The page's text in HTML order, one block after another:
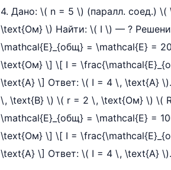
4. Дано: \( n = 5 \) (паралл. соед.)
\text{Ом} \) Найти: \( I \) — ?
\mathcal{E}_{общ} = \mathcal{E} =
\text{Ом} \] \[ I =
\text{А} \] Ответ: \( I = 4 \, \text{А} \).
\, \text{В} \) \( r = 2 \, \text{Ом} \) \(
\mathcal{E}_{общ} = \mathcal{E} =
\text{Ом} \] \[ I =
\text{А} \] Ответ: \( I = 4 \, \text{А} \).